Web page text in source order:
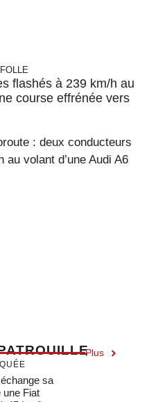
flashés à 239 km/h au
course effrénée vers
: deux conducteurs
volant d’une Audi A6
Plus
sa
une Fiat